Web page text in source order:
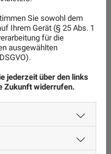
Sie sowohl dem
Ihrem Gerät (§ 25 Abs. 1
für die
ausgewählten
jederzeit über den links
Zukunft widerrufen.